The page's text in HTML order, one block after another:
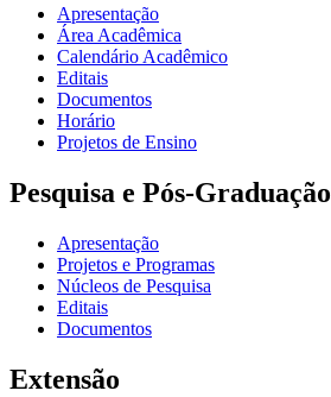
Apresentação
Área Acadêmica
Calendário Acadêmico
Editais
Documentos
Horário
Projetos de Ensino
Pesquisa e Pós-Graduação
Apresentação
Projetos e Programas
Núcleos de Pesquisa
Editais
Documentos
Extensão